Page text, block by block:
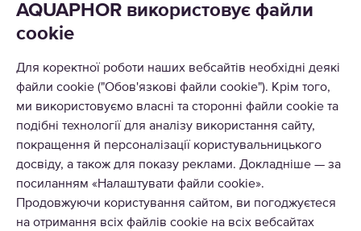
AQUAPHOR використовує файли
cookie
Для коректної роботи наших вебсайтів необхідні деякі
файли cookie ("Обов'язкові файли cookie"). Крім того,
ми використовуємо власні та сторонні файли cookie та
подібні технології для аналізу використання сайту,
покращення й персоналізації користувальницького
досвіду, а також для показу реклами. Докладніше — за
посиланням «Налаштувати файли cookie».
Продовжуючи користування сайтом, ви погоджуєтеся
на отримання всіх файлів cookie на всіх вебсайтах
РІШЕННЯ